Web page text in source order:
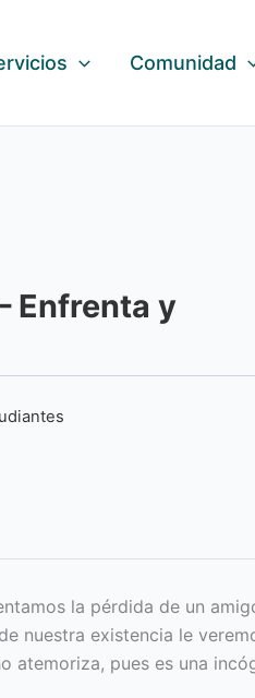
Comunidad
Enfrenta y
la pérdida de un
nuestra existencia le
atemoriza, pues es una